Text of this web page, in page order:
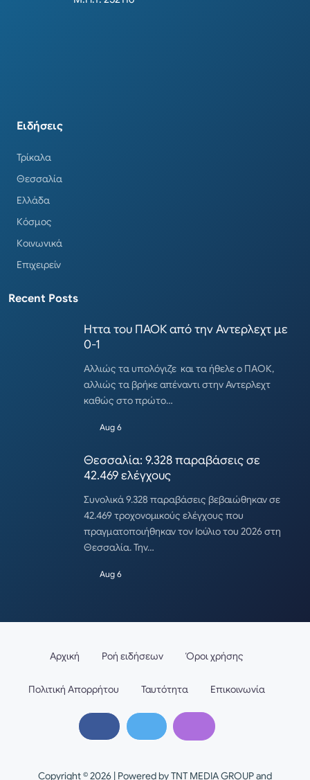
Ειδήσεις
Τρίκαλα
Θεσσαλία
Ελλάδα
Κόσμος
Κοινωνικά
Επιχειρείν
Recent Posts
Ηττα του ΠΑΟΚ από την Αντερλεχτ με
0-1
Αλλιώς τα υπολόγιζε και τα ήθελε ο ΠΑΟΚ,
αλλιώς τα βρήκε απέναντι στην Αντερλεχτ
καθώς στο πρώτο…
Aug 6
Θεσσαλία: 9.328 παραβάσεις σε
42.469 ελέγχους
Συνολικά 9.328 παραβάσεις βεβαιώθηκαν σε
42.469 τροχονομικούς ελέγχους που
πραγματοποιήθηκαν τον Ιούλιο του 2026 στη
Θεσσαλία. Την…
Aug 6
Copyright © 2026 | Powered by TNT MEDIA GROUP and
Αρχική Ροή ειδήσεων Όροι χρήσης
Πολιτική Απορρήτου Ταυτότητα Επικοινωνία